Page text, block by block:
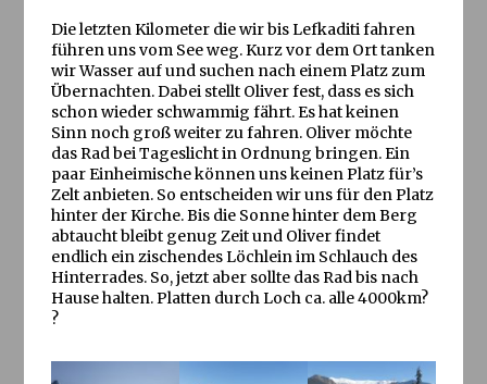
Die letzten Kilometer die wir bis Lefkaditi fahren
führen uns vom See weg. Kurz vor dem Ort tanken
wir Wasser auf und suchen nach einem Platz zum
Übernachten. Dabei stellt Oliver fest, dass es sich
schon wieder schwammig fährt. Es hat keinen
Sinn noch groß weiter zu fahren. Oliver möchte
das Rad bei Tageslicht in Ordnung bringen. Ein
paar Einheimische können uns keinen Platz für’s
Zelt anbieten. So entscheiden wir uns für den Platz
hinter der Kirche. Bis die Sonne hinter dem Berg
abtaucht bleibt genug Zeit und Oliver findet
endlich ein zischendes Löchlein im Schlauch des
Hinterrades. So, jetzt aber sollte das Rad bis nach
Hause halten. Platten durch Loch ca. alle 4000km?
?